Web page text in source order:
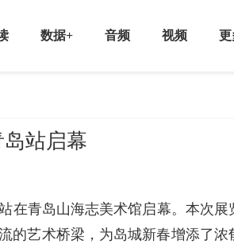
数据+ 音频 视频 更
站启幕
在青岛山海志美术馆启幕。本次展
的艺术桥梁，为岛城新春增添了浓